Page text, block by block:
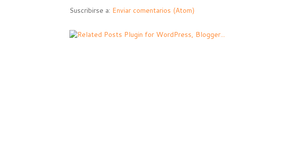
Suscribirse a: Enviar comentarios (Atom)